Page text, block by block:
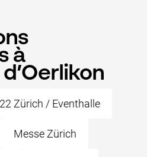
à
Zürich / Eventhalle
Messe Zürich